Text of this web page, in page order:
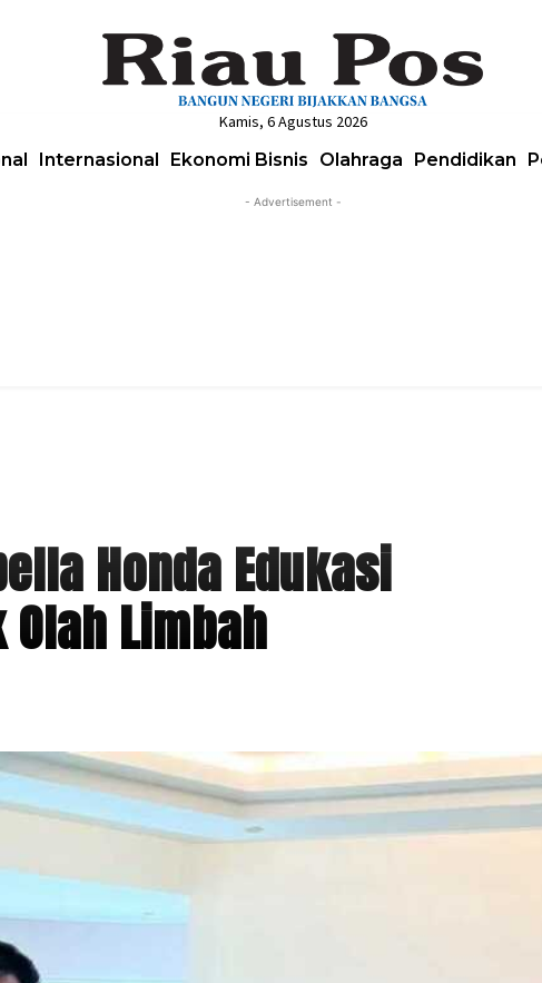
Kamis, 6 Agustus 2026
Internasional Ekonomi Bisnis Olahraga Pendidikan
- Advertisement -
Honda Edukasi
Limbah